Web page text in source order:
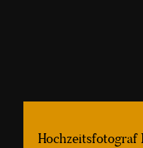
Hochzeitsfotograf